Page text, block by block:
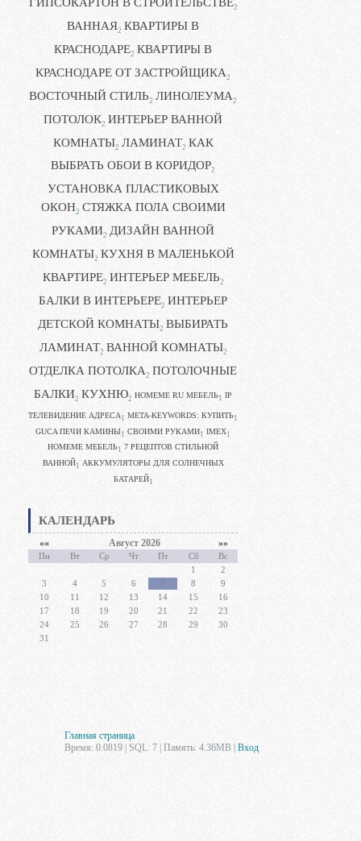
2
ВАННАЯ2 КВАРТИРЫ В
КРАСНОДАРЕ2 КВАРТИРЫ В
КРАСНОДАРЕ ОТ ЗАСТРОЙЩИКА2
ВОСТОЧНЫЙ СТИЛЬ2 ЛИНОЛЕУМА2
ПОТОЛОК2 ИНТЕРЬЕР ВАННОЙ
КОМНАТЫ2 ЛАМИНАТ2 КАК
ВЫБРАТЬ ОБОИ В КОРИДОР2
УСТАНОВКА ПЛАСТИКОВЫХ
ОКОН2 СТЯЖКА ПОЛА СВОИМИ
РУКАМИ2 ДИЗАЙН ВАННОЙ
КОМНАТЫ2 КУХНЯ В МАЛЕНЬКОЙ
КВАРТИРЕ2 ИНТЕРЬЕР МЕБЕЛЬ2
БАЛКИ В ИНТЕРЬЕРЕ2 ИНТЕРЬЕР
ДЕТСКОЙ КОМНАТЫ2 ВЫБИРАТЬ
ЛАМИНАТ2 ВАННОЙ КОМНАТЫ2
ОТДЕЛКА ПОТОЛКА2 ПОТОЛОЧНЫЕ
БАЛКИ2 КУХНЮ2 HOMEME RU МЕБЕЛЬ1 IP
ТЕЛЕВИДЕНИЕ АДРЕСА 1 META-KEYWORDS: КУПИТЬ1
GUCA ПЕЧИ КАМИНЫ1 CВОИМИ РУКАМИ1 IMEX1
HOMEME МЕБЕЛЬ1 7 РЕЦЕПТОВ СТИЛЬНОЙ
ВАННОЙ1 АККУМУЛЯТОРЫ ДЛЯ СОЛНЕЧНЫХ
БАТАРЕЙ1
КАЛЕНДАРЬ
«« Август 2026 »»
Пн Вт Ср Чт Пт Сб
Вс
1
2
3
4 5 6 7 8
9
10
11 12 13 14 15
16
17
18 19 20 21 22
23
24
25 26 27 28 29
30
31
Главная страница
Время: 0.0819 | SQL: 7 | Память: 4.36MB Вход